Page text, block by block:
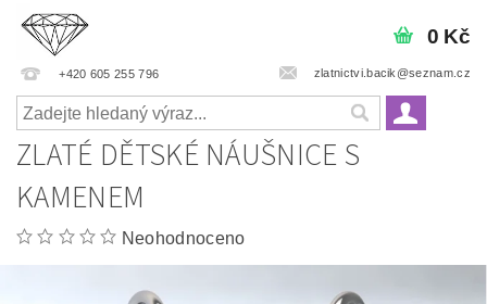
+420 605 255 796 zlatnictvi.bacik@seznam.cz
0 Kč
ZLATÉ DĚTSKÉ NÁUŠNICE S
KAMENEM
Neohodnoceno